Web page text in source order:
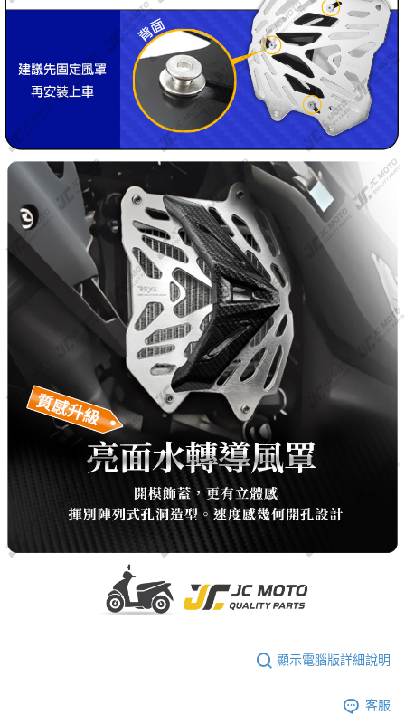
顯示電腦版詳細說明
客服